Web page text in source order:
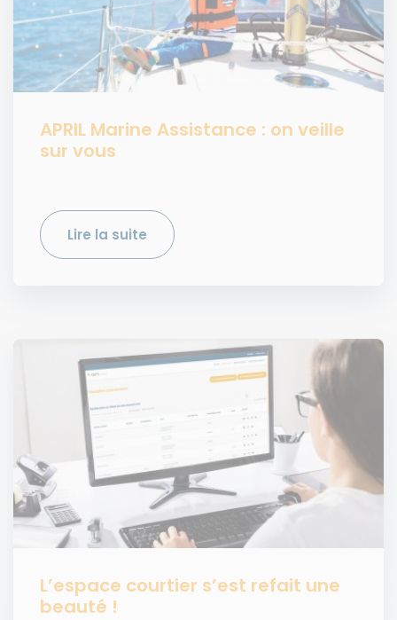
APRIL Marine Assistance : on veille
sur vous
Lire la suite
L’espace courtier s’est refait une
beauté !